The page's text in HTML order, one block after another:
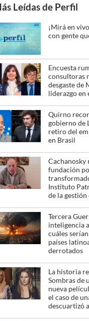
Leídas de Perfil
¡Mirá en
con gente
Encuesta
consultoras
desgaste de
liderazgo en
Quirno
gobierno de
retiro del
en Brasil
Cachanosky
fundación
Instituto
de la
Tercera
inteligencia
cuáles
países
derrotados
La historia
Sombras de
nueva
el caso de
descuartizó